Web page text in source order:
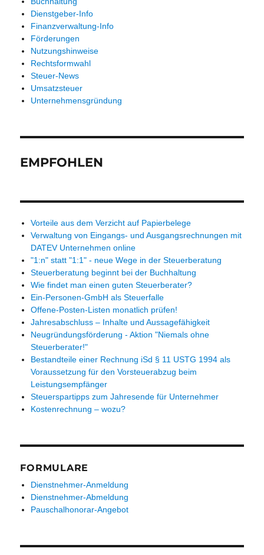
Dienstgeber-Info
Finanzverwaltung-Info
Förderungen
Nutzungshinweise
Rechtsformwahl
Steuer-News
Umsatzsteuer
Unternehmensgründung
EMPFOHLEN
Vorteile aus dem Verzicht auf Papierbelege
Verwaltung von Eingangs- und Ausgangsrechnungen mit
DATEV Unternehmen online
"1:n" statt "1:1" - neue Wege in der Steuerberatung
Steuerberatung beginnt bei der Buchhaltung
Wie findet man einen guten Steuerberater?
Ein-Personen-GmbH als Steuerfalle
Offene-Posten-Listen monatlich prüfen!
Jahresabschluss – Inhalte und Aussagefähigkeit
Neugründungsförderung - Aktion "Niemals ohne
Steuerberater!"
Bestandteile einer Rechnung iSd § 11 USTG 1994 als
Voraussetzung für den Vorsteuerabzug beim
Leistungsempfänger
Steuerspartipps zum Jahresende für Unternehmer
Kostenrechnung – wozu?
FORMULARE
Dienstnehmer-Anmeldung
Dienstnehmer-Abmeldung
Pauschalhonorar-Angebot